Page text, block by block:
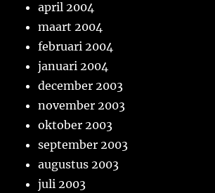
april 2004
maart 2004
februari 2004
januari 2004
december 2003
november 2003
oktober 2003
september 2003
augustus 2003
juli 2003